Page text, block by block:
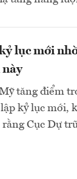
lục mới
này
tăng điểm
kỷ lục mới,
Cục Dự